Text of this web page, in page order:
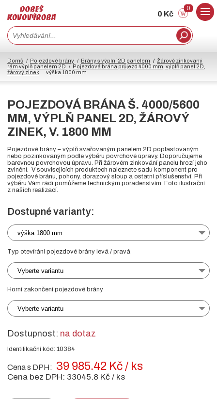
0 Kč
0
Domů Pojezdové brány Brány s výplní 2D panelem
Žárově zinkovaný
rám výplň panelem 2D
Pojezdová brána průjezd 4000 mm, výplň panel 2D,
žárový zinek
výška 1800 mm
POJEZDOVÁ BRÁNA Š. 4000/5600
MM, VÝPLŇ PANEL 2D, ŽÁROVÝ
ZINEK, V. 1800 MM
Pojezdové brány – výplň svařovaným panelem 2D poplastovaným
nebo pozinkovaným podle výběru povrchové úpravy. Doporučujeme
barevnou povrchovou úpravu. Při žárovém zinkování panelu hrozí jeho
zvlnění. V souvisejících produktech naleznete sadu komponent pro
pojezdové bránu, pohony, dorazový sloup a ostatní příslušenství. Při
výběru Vám rádi pomůžeme technickým poradenstvím. Foto ilustrační
z našich realizací.
Dostupné varianty:
výška 1800 mm
Typ otevírání pojezdové brány levá / pravá
Vyberte variantu
Horní zakončení pojezdové brány
Vyberte variantu
Dostupnost: na dotaz
Identifikační kód: 10384
Cena s DPH: 39 985.42 Kč / ks
Cena bez DPH: 33045.8 Kč / ks